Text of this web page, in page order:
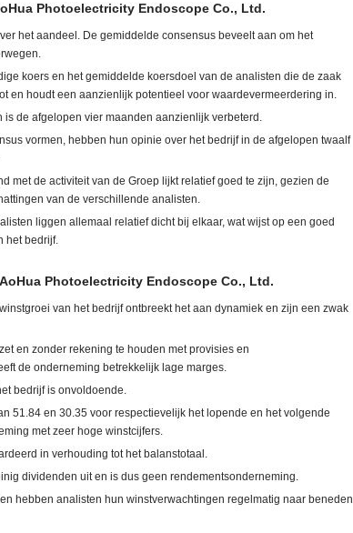
Photoelectricity Endoscope Co., Ltd.
het aandeel. De gemiddelde consensus beveelt aan om het
koers en het gemiddelde koersdoel van de analisten die de zaak
en houdt een aanzienlijk potentieel voor waardevermeerdering in.
is de afgelopen vier maanden aanzienlijk verbeterd.
vormen, hebben hun opinie over het bedrijf in de afgelopen twaalf
met de activiteit van de Groep lijkt relatief goed te zijn, gezien de
van de verschillende analisten.
liggen allemaal relatief dicht bij elkaar, wat wijst op een goed
het bedrijf.
Photoelectricity Endoscope Co., Ltd.
van het bedrijf ontbreekt het aan dynamiek en zijn een zwak
en zonder rekening te houden met provisies en
de onderneming betrekkelijk lage marges.
bedrijf is onvoldoende.
51.84 en 30.35 voor respectievelijk het lopende en het volgende
met zeer hoge winstcijfers.
in verhouding tot het balanstotaal.
dividenden uit en is dus geen rendementsonderneming.
hebben analisten hun winstverwachtingen regelmatig naar beneden